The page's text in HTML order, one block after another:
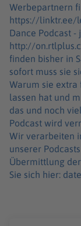
Werbepartnern
https://linktr.ee/
Dance Podcast -
http://on.rtlplus.com/
finden bisher in
sofort muss sie
Warum sie extra
lassen hat und
das und noch viel
Podcast wird
Wir verarbeiten
unserer
Übermittlung
Sie sich hier: